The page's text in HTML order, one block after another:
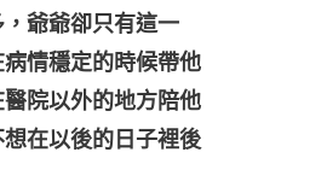
爺爺卻只有這一
情穩定的時候帶他
院以外的地方陪他
在以後的日子裡後